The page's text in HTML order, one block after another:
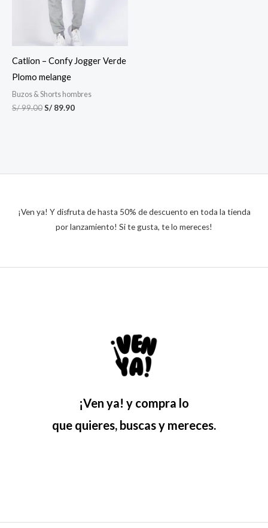
Catlion – Confy Jogger Verde
Plomo melange
Buzos & Shorts hombres
S/99.00S/ 89.90
¡Ven ya! Y disfruta de hasta 50% de descuento en toda la tienda
por lanzamiento! Si te gusta, te lo mereces!
¡Ven ya! y compra lo
que quieres, buscas y mereces.